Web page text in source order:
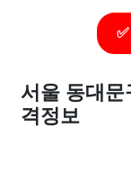
서울 동대
격정보